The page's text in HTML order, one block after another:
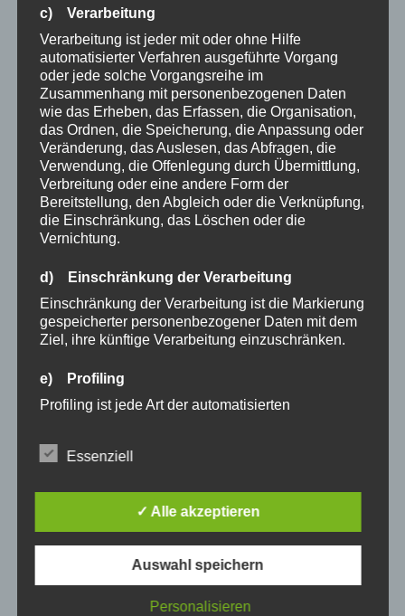
c) Verarbeitung
Verarbeitung ist jeder mit oder ohne Hilfe
automatisierter Verfahren ausgeführte Vorgang
oder jede solche Vorgangsreihe im
Zusammenhang mit personenbezogenen Daten
wie das Erheben, das Erfassen, die Organisation,
das Ordnen, die Speicherung, die Anpassung oder
Veränderung, das Auslesen, das Abfragen, die
Verwendung, die Offenlegung durch Übermittlung,
Verbreitung oder eine andere Form der
Bereitstellung, den Abgleich oder die Verknüpfung,
die Einschränkung, das Löschen oder die
Vernichtung.
d) Einschränkung der Verarbeitung
Einschränkung der Verarbeitung ist die Markierung
gespeicherter personenbezogener Daten mit dem
Ziel, ihre künftige Verarbeitung einzuschränken.
e) Profiling
Profiling ist jede Art der automatisierten
besteht, dass diese personenbezogenen Daten
verwendet werden, um bestimmte persönliche
beziehen, zu bewerten, insbesondere, um Aspekte
bezüglich Arbeitsleistung, wirtschaftlicher Lage,
Gesundheit, persönlicher Vorlieben, Interessen,
Zuverlässigkeit, Verhalten, Aufenthaltsort oder
Ortswechsel dieser natürlichen Person zu
analysieren oder vorherzusagen.
Essenziell
✓ Alle akzeptieren
Auswahl speichern
Personalisieren